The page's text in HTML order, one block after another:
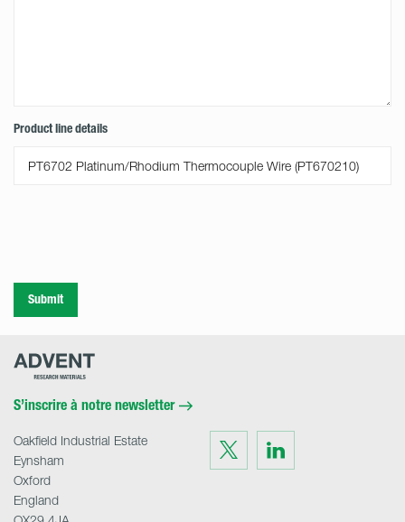
Product line details
Submit
Advent
S’inscrire à notre newsletter
Visit
us
on
Twitter
Visit
on
LinkedIn
Oakfield Industrial Estate
Eynsham
Oxford
England